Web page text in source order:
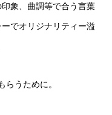
象、曲調等で合う言葉
でオリジナリティー溢
らうために。